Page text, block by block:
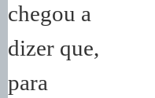
chegou a
dizer que,
para